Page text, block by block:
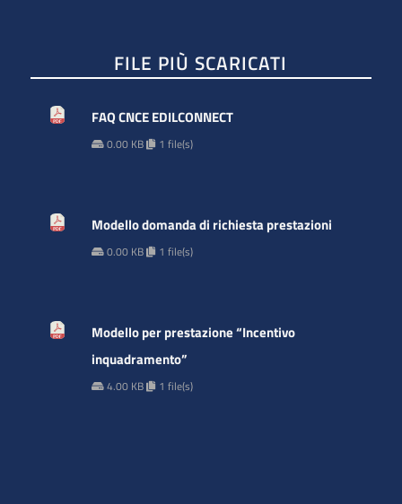
FILE PIÙ SCARICATI
FAQ CNCE EDILCONNECT
0.00 KB 1 file(s)
Modello domanda di richiesta prestazioni
0.00 KB 1 file(s)
Modello per prestazione “Incentivo
inquadramento”
4.00 KB 1 file(s)